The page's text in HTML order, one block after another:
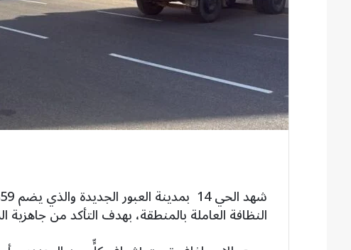
النظافة العاملة بالمنطقة، بهدف التأكد من